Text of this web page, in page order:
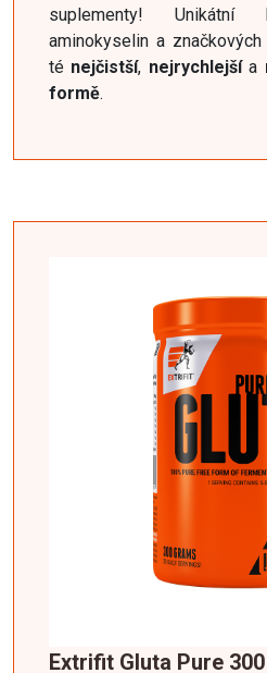
suplementy! Unikátní
aminokyselin a
té nejčistší, nejrychlejšía
formě.
Extrifit Gluta Pure